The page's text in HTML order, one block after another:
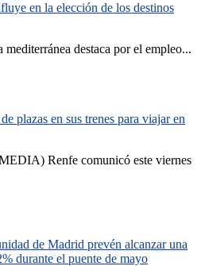
en la elección de los destinos
mediterránea destaca por el empleo...
plazas en sus trenes para viajar en
Renfe comunicó este viernes
de Madrid prevén alcanzar una
durante el puente de mayo